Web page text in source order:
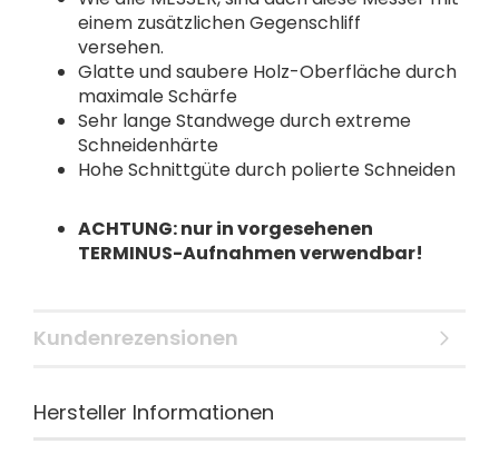
einem zusätzlichen Gegenschliff
versehen.
Glatte und saubere Holz-Oberfläche durch
maximale Schärfe
Sehr lange Standwege durch extreme
Schneidenhärte
Hohe Schnittgüte durch polierte Schneiden
ACHTUNG: nur in vorgesehenen
TERMINUS-Aufnahmen verwendbar!
Kundenrezensionen
Hersteller Informationen